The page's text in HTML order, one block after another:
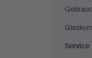
Service